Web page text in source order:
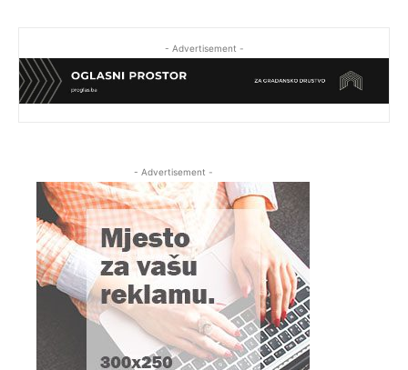
- Advertisement -
- Advertisement -